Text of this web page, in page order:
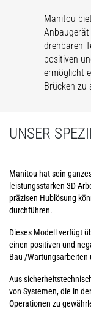
Manitou
drehbaren
positiven
ermöglicht
Brücken zu
UNSER
Manitou hat sein
leistungsstarken 3D-
präzisen Hublösung
durchführen.
Dieses Modell verfügt
einen positiven und
Bau-/Wartungsarbeiten
Aus
von Systemen, die in
Operationen zu